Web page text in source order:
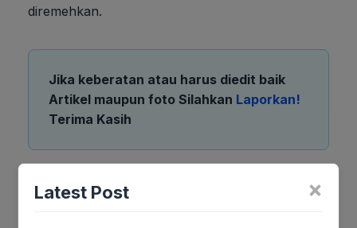
diremehkan.
Jika keberatan atau harus diedit baik
Artikel maupun foto Silahkan Laporkan!
Terima Kasih
×
Latest Post